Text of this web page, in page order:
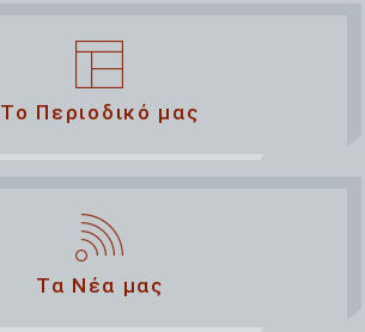
Το Περιοδικό μας
Τα Νέα μας